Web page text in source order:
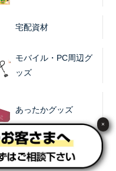
宅配資材
モバイル・PC周辺グ
ッズ
あったかグッズ
涼感グッズ
×